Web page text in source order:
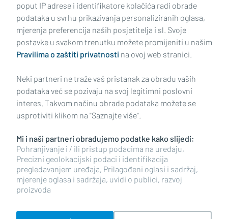
Impressum Uvjeti korištenja Politika privatnosti
Politika kolačića Kontakt Pritužbe Suradnici
Oglašavanje
RUBRIKE
BRODSKO-POSAVSKA ŽUPANIJA
POŽEŠKO-SLAVONSKA ŽUPANIJA
poput IP adrese i identifikatore kolačića radi obrade
podataka u svrhu prikazivanja personaliziranih oglasa,
mjerenja preferencija naših posjetitelja i sl. Svoje
postavke u svakom trenutku možete promijeniti u našim
Pravilima o zaštiti privatnosti na ovoj web stranici.
Neki partneri ne traže vaš pristanak za obradu vaših
podataka već se pozivaju na svoj legitimni poslovni
interes. Takvom načinu obrade podataka možete se
usprotiviti klikom na "Saznajte više".
Mi i naši partneri obrađujemo podatke kako slijedi:
Pohranjivanje i / ili pristup podacima na uređaju,
Precizni geolokacijski podaci i identifikacija
pregledavanjem uređaja, Prilagođeni oglasi i sadržaj,
mjerenje oglasa i sadržaja, uvidi o publici, razvoj
proizvoda